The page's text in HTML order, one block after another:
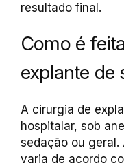
resultado final.
Como é
explante de
A cirurgia de
hospitalar, sob
sedação ou
varia de acordo